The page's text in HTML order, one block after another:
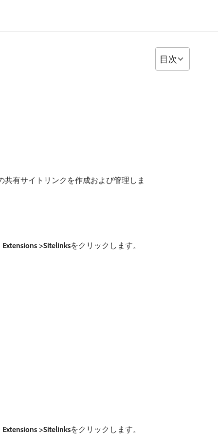
共有サイトリンクを作成および管理しま
Extensions >Sitelinks​をクリックします。
Extensions >Sitelinks​をクリックします。
目次